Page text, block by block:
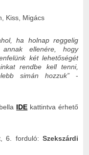
Kiss, Migács
ha holnap reggelig
ellenére, hogy
két lehetőségét
rendbe kell tenni,
simán hozzuk”-
IDE kattintva érhető
6. forduló: Szekszárdi